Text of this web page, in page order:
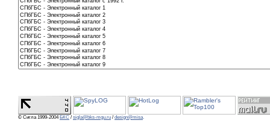
© Сигла 1999-2004 БКС / sigla@bks-mgu.ru / design@misa.